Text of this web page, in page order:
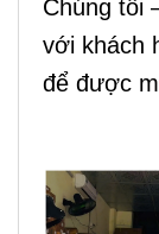
Chúng tôi
với khách
để được